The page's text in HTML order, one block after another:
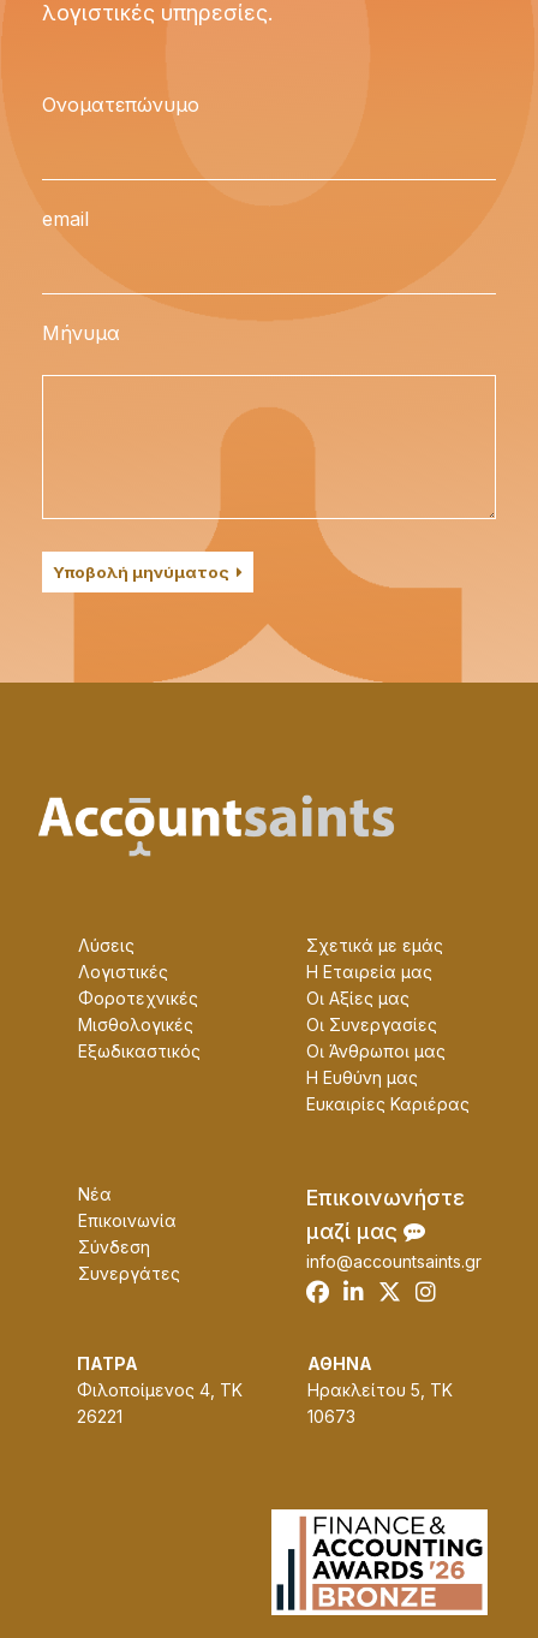
λογιστικές υπηρεσίες.
Ονοματεπώνυμο
email
Μήνυμα
Υποβολή μηνύματος
Λύσεις
Λογιστικές
Φοροτεχνικές
Μισθολογικές
Εξωδικαστικός
Σχετικά με εμάς
Η Εταɩρεία μας
Οɩ Αξίες μας
Οɩ Συνεργασίες
Οɩ Άνθρωποɩ μας
Η Ευθύνη μας
Ευκαɩρίες Καρɩέρας
Νέα
Επικοινωνία
Σύνδεση
Συνεργάτες
Επɩκοɩνωνήστε
μαζί μας
info@accountsaints.gr
ΠΑΤΡΑ
Φιλοποίμενος 4, ΤΚ
26221
ΑΘΗΝΑ
Ηρακλείτου 5, ΤΚ
10673